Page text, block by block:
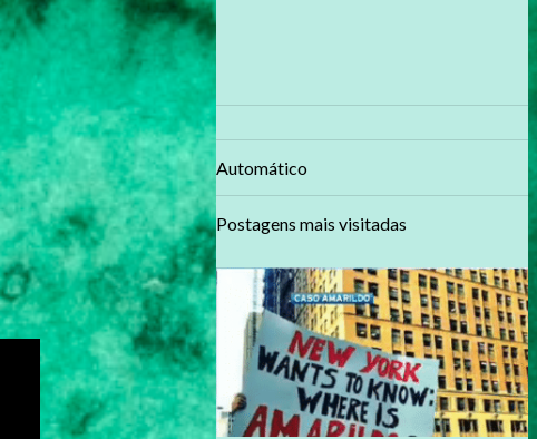
Automático
Postagens mais visitadas